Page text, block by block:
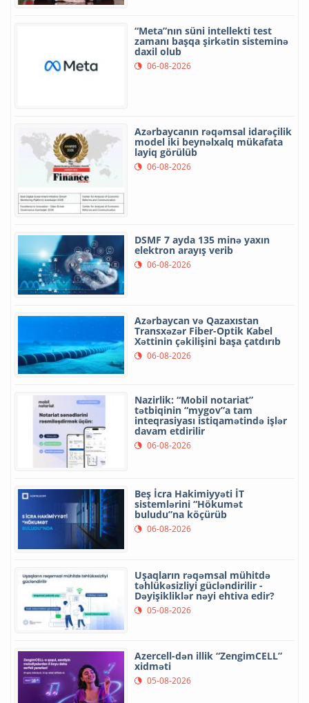
“Meta”nın süni intellekti test
zamanı başqa şirkətin sisteminə
daxil olub
06-08-2026
Azərbaycanın rəqəmsal idarəçilik
model iki beynəlxalq mükafata
layiq görülüb
06-08-2026
DSMF 7 ayda 135 minə yaxın
elektron arayış verib
06-08-2026
Azərbaycan və Qazaxıstan
Transxəzər Fiber-Optik Kabel
Xəttinin çəkilişini başa çatdırıb
06-08-2026
Nazirlik: “Mobil notariat”
tətbiqinin “mygov”a tam
inteqrasiyası istiqamətində işlər
davam etdirilir
06-08-2026
Beş İcra Hakimiyyəti İT
sistemlərini “Hökumət
buludu”na köçürüb
06-08-2026
Uşaqların rəqəmsal mühitdə
təhlükəsizliyi gücləndirilir -
Dəyişikliklər nəyi ehtiva edir?
05-08-2026
Azercell-dən illik “ZengimCELL”
xidməti
05-08-2026